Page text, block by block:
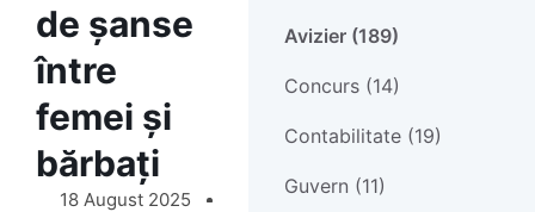
de șanse
între
femei și
bărbați
18 August 2025
Avizier (189)
Concurs (14)
Contabilitate (19)
Guvern (11)